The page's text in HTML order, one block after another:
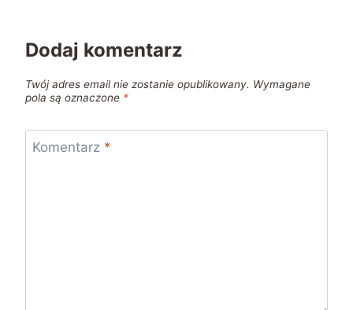
Dodaj komentarz
Twój adres email nie zostanie opublikowany. Wymagane
pola są oznaczone *
Komentarz *